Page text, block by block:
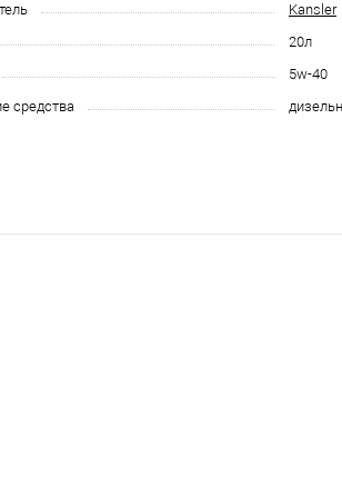
Kansler
20л
5w-40
средства